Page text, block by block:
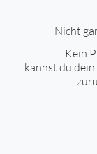
Nicht
Kein
kannst du